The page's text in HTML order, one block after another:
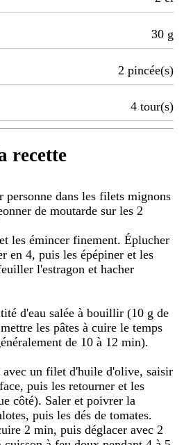
30 g
2 pincée(s)
4 tour(s)
recette
dans les filets mignons
de moutarde sur les 2
les émincer finement. Éplucher
en 4, puis les épépiner et les
l'estragon et hacher
d'eau salée à bouillir (10 g de
les pâtes à cuire le temps
de 10 à 12 min).
avec un filet d'huile d'olive, saisir
puis les retourner et les
côté). Saler et poivrer la
puis les dés de tomates.
2 min, puis déglacer avec 2